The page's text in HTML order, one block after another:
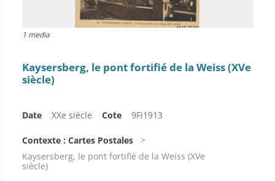
1 media
Kaysersberg, le pont fortifié de la Weiss (XVe
siècle)
Date XXe siècle Cote 9Fi1913
Contexte : Cartes Postales
Kaysersberg, le pont fortifié de la Weiss (XVe
siècle)